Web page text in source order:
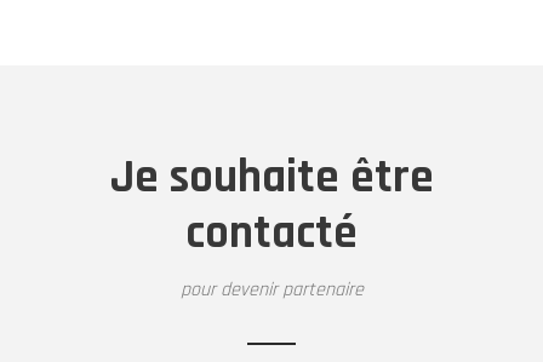
Je souhaite être
contacté
pour devenir partenaire